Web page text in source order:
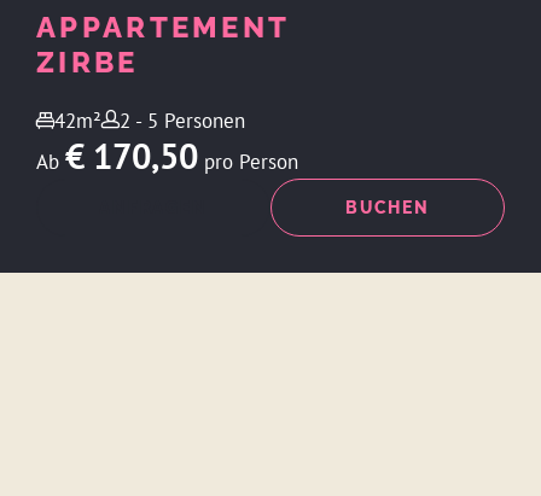
APPARTEMENT
ZIRBE
42m²
2 - 5 Personen
Ab € 170,50 pro Person
BUCHEN